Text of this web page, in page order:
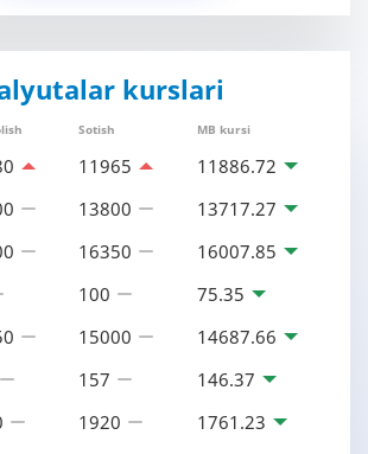
kurslari
Sotish MB kursi
11965 11886.72
13800 13717.27
16350 16007.85
100 75.35
15000 14687.66
157 146.37
1920 1761.23